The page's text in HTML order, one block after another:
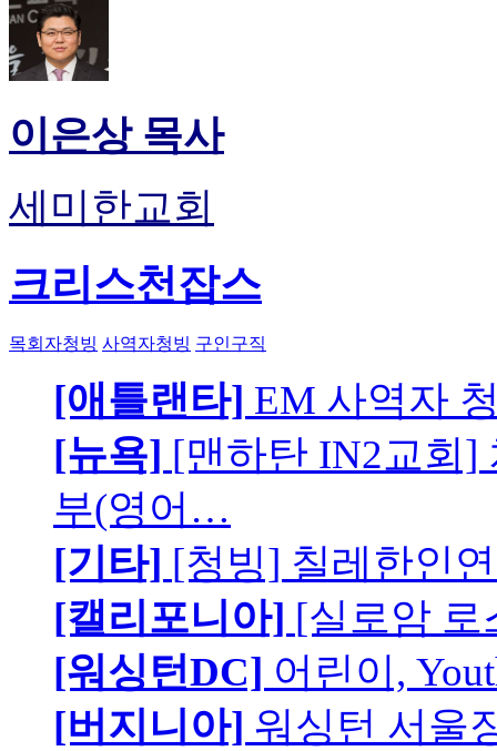
이은상 목사
세미한교회
크리스천잡스
목회자청빙 사역자청빙 구인구직
[애틀랜타] EM 사역자
[뉴욕] [맨하탄 IN2교회]
부(영어…
[기타] [청빙] 칠레한인
[캘리포니아] [실로암 로
[워싱턴DC] 어린이,
[버지니아] 워싱턴 서울